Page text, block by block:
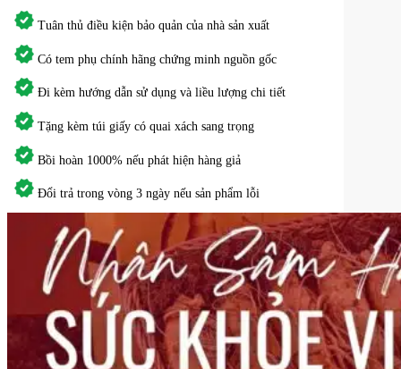
Tuân thủ điều kiện bảo quản của nhà sản xuất
Có tem phụ chính hãng chứng minh nguồn gốc
Đi kèm hướng dẫn sử dụng và liều lượng chi tiết
Tặng kèm túi giấy có quai xách sang trọng
Bồi hoàn 1000% nếu phát hiện hàng giả
Đổi trả trong vòng 3 ngày nếu sản phẩm lỗi